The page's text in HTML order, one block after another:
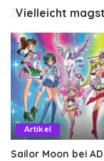
Vielleicht
Artikel
Sailor Moon bei